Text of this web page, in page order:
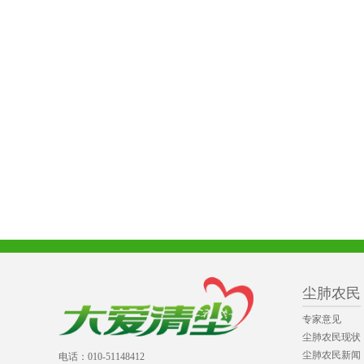
电话：010-51148412
尘肺农民
专家意见
尘肺农民现状
尘肺农民新闻